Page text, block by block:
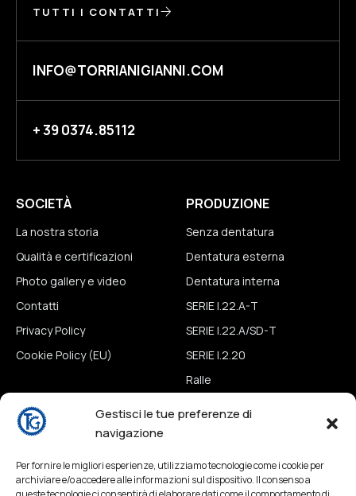
Gestisci le tue preferenze di
navigazione
Per fornire le migliori esperienze, utilizziamo tecnologie come i cookie per
archiviare e/o accedere alle informazioni sul dispositivo. Il consenso a
TUTTI I CONTATTI
INFO@TORRIANIGIANNI.COM
+ 39 0374.85112
SOCIETÀ
La nostra storia
Qualità e certificazioni
Photo gallery e video
Contatti
Privacy Policy
Cookie Policy (EU)
PRODUZIONE
Senza dentatura
Dentatura esterna
Dentatura interna
SERIE I.22.A-T
SERIE I.22.A/SD-T
SERIE I.2.20
Ralle
News
Contatti